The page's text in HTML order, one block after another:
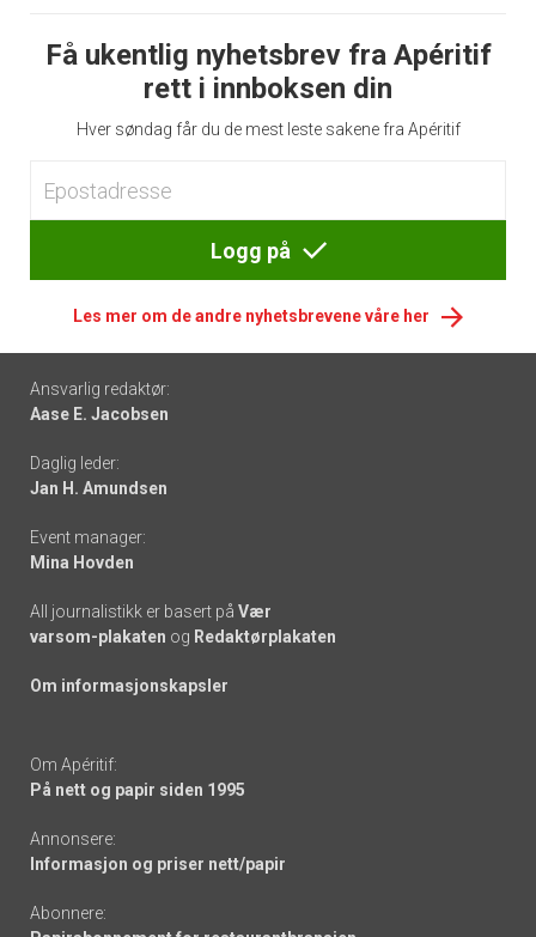
Få ukentlig nyhetsbrev fra Apéritif
rett i innboksen din
Hver søndag får du de mest leste sakene fra Apéritif
Logg på
Les mer om de andre nyhetsbrevene våre her
Footer
-
links
Ansvarlig redaktør:
Aase E. Jacobsen
Daglig leder:
Jan H. Amundsen
Event manager:
Mina Hovden
All journalistikk er basert på Vær
varsom-plakaten og Redaktørplakaten
Om informasjonskapsler
Om Apéritif:
På nett og papir siden 1995
Annonsere:
Informasjon og priser nett/papir
Abonnere: